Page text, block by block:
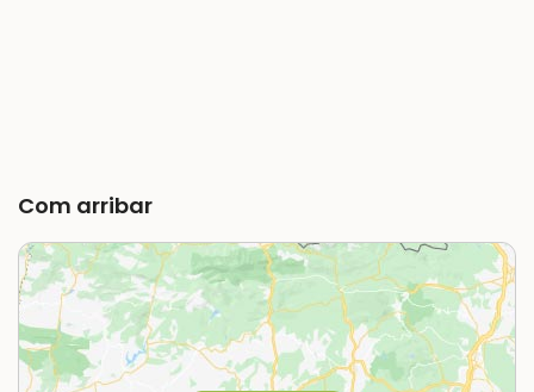
Com arribar